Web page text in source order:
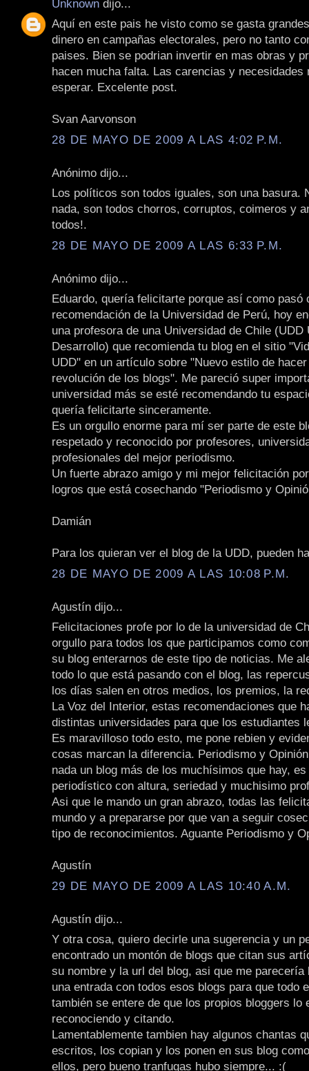
Unknown dijo...
Aquí en este pais he visto como se gasta
dinero en campañas electorales, pero no tanto
paises. Bien se podrian invertir en mas obras y
hacen mucha falta. Las carencias y necesidades
esperar. Excelente post.
Svan Aarvonson
28 DE MAYO DE 2009 A LAS 4:02 P.M.
Anónimo dijo...
Los políticos son todos iguales, son una basura.
nada, son todos chorros, corruptos, coimeros y
todos!.
28 DE MAYO DE 2009 A LAS 6:33 P.M.
Anónimo dijo...
Eduardo, quería felicitarte porque así como pasó
recomendación de la Universidad de Perú, hoy
una profesora de una Universidad de Chile (UDD
Desarrollo) que recomienda tu blog en el sitio
UDD" en un artículo sobre "Nuevo estilo de
revolución de los blogs". Me pareció super
universidad más se esté recomendando tu
quería felicitarte sinceramente.
Es un orgullo enorme para mí ser parte de este
respetado y reconocido por profesores,
profesionales del mejor periodismo.
Un fuerte abrazo amigo y mi mejor felicitación
logros que está cosechando "Periodismo y
Damián
Para los quieran ver el blog de la UDD, pueden
28 DE MAYO DE 2009 A LAS 10:08 P.M.
Agustín dijo...
Felicitaciones profe por lo de la universidad de
orgullo para todos los que participamos como
su blog enterarnos de este tipo de noticias. Me
todo lo que está pasando con el blog, las
los días salen en otros medios, los premios, la
La Voz del Interior, estas recomendaciones que
distintas universidades para que los estudiantes
Es maravilloso todo esto, me pone rebien y
cosas marcan la diferencia. Periodismo y
nada un blog más de los muchísimos que hay, es
periodístico con altura, seriedad y muchisimo
Asi que le mando un gran abrazo, todas las
mundo y a prepararse por que van a seguir
tipo de reconocimientos. Aguante Periodismo y
Agustín
29 DE MAYO DE 2009 A LAS 10:40 A.M.
Agustín dijo...
Y otra cosa, quiero decirle una sugerencia y un
encontrado un montón de blogs que citan sus
su nombre y la url del blog, asi que me parecería
una entrada con todos esos blogs para que todo
también se entere de que los propios bloggers lo
reconociendo y citando.
Lamentablemente tambien hay algunos chantas
escritos, los copian y los ponen en sus blog
ellos, pero bueno tranfugas hubo siempre... :(